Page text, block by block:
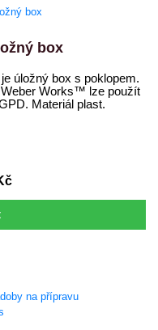
box
úložný box s poklopem.
Weber Works™ lze použít
Materiál plast.